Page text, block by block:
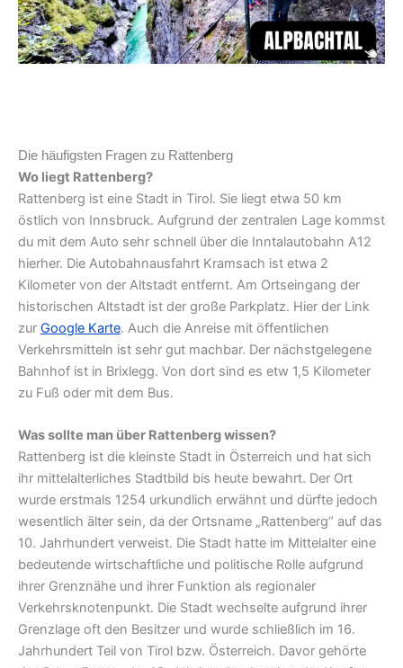
Die häufigsten Fragen zu Rattenberg
Wo liegt Rattenberg?
Rattenberg ist eine Stadt in Tirol. Sie liegt etwa 50 km
östlich von Innsbruck. Aufgrund der zentralen Lage kommst
du mit dem Auto sehr schnell über die Inntalautobahn A12
hierher. Die Autobahnausfahrt Kramsach ist etwa 2
Kilometer von der Altstadt entfernt. Am Ortseingang der
historischen Altstadt ist der große Parkplatz. Hier der Link
zur Google Karte. Auch die Anreise mit öffentlichen
Verkehrsmitteln ist sehr gut machbar. Der nächstgelegene
Bahnhof ist in Brixlegg. Von dort sind es etw 1,5 Kilometer
zu Fuß oder mit dem Bus.
Was sollte man über Rattenberg wissen?
Rattenberg ist die kleinste Stadt in Österreich und hat sich
ihr mittelalterliches Stadtbild bis heute bewahrt. Der Ort
wurde erstmals 1254 urkundlich erwähnt und dürfte jedoch
wesentlich älter sein, da der Ortsname „Rattenberg“ auf das
10. Jahrhundert verweist. Die Stadt hatte im Mittelalter eine
bedeutende wirtschaftliche und politische Rolle aufgrund
ihrer Grenznähe und ihrer Funktion als regionaler
Verkehrsknotenpunkt. Die Stadt wechselte aufgrund ihrer
Grenzlage oft den Besitzer und wurde schließlich im 16.
Jahrhundert Teil von Tirol bzw. Österreich. Davor gehörte